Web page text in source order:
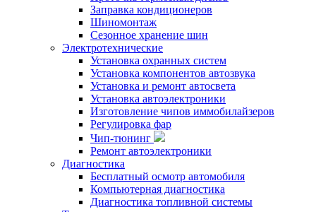
Заправка кондиционеров
Шиномонтаж
Сезонное хранение шин
Электротехнические
Установка охранных систем
Установка компонентов автозвука
Установка и ремонт автосвета
Установка автоэлектроники
Изготовление чипов иммобилайзеров
Регулировка фар
Чип-тюнинг
Ремонт автоэлектроники
Диагностика
Бесплатный осмотр автомобиля
Компьютерная диагностика
Диагностика топливной системы